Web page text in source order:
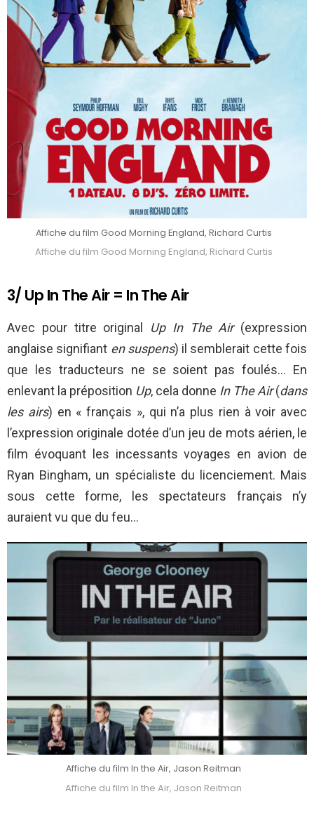
Affiche du film Good Morning England, Richard Curtis
Affiche du film Good Morning England, Richard Curtis
3/ Up In The Air = In The Air
Avec pour titre original Up In The Air(expression
anglaise signifiant en suspens) il semblerait cette fois
que les traducteurs ne se soient pas foulés… En
enlevant la préposition Up, cela donne In The Air(dans
les airs) en « français », qui n’a plus rien à voir avec
l’expression originale dotée d’un jeu de mots aérien, le
film évoquant les incessants voyages en avion de
Ryan Bingham, un spécialiste du licenciement. Mais
sous cette forme, les spectateurs français n’y
auraient vu que du feu…
Affiche du film In the Air, Jason Reitman
Affiche du film In the Air, Jason Reitman